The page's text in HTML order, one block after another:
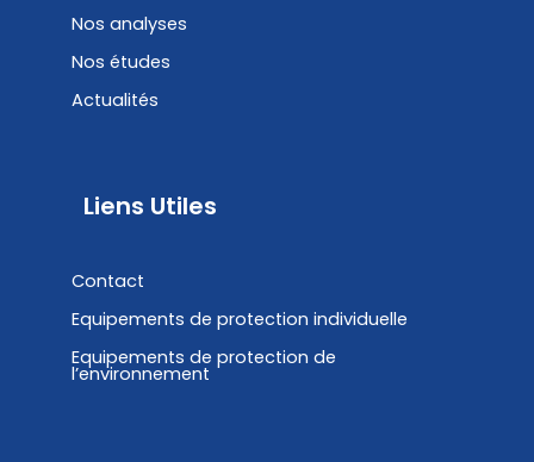
Nos analyses
Nos études
Actualités
Liens Utiles
Contact
Equipements de protection individuelle
Equipements de protection de
l’environnement